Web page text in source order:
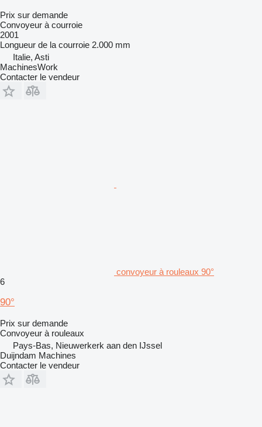
Prix sur demande
Convoyeur à courroie
2001
Longueur de la courroie 2.000 mm
Italie, Asti
MachinesWork
Contacter le vendeur
convoyeur à rouleaux 90°
6
90°
Prix sur demande
Convoyeur à rouleaux
Pays-Bas, Nieuwerkerk aan den IJssel
Duijndam Machines
Contacter le vendeur